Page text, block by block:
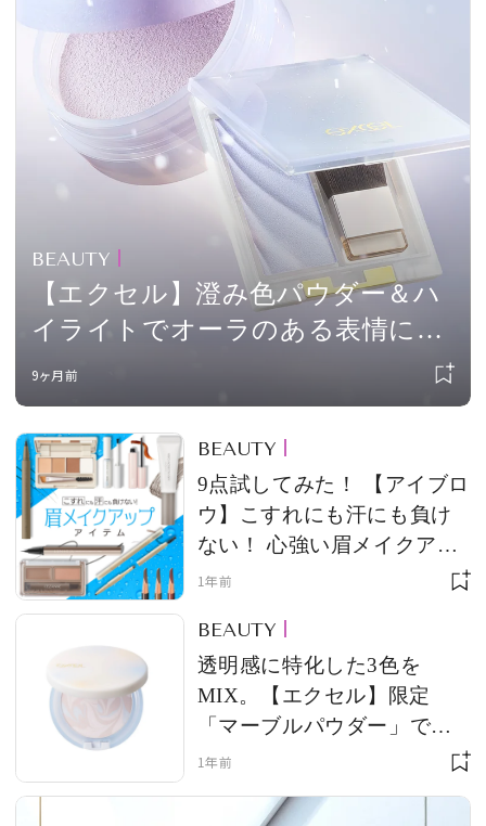
BEAUTY
【エクセル】澄み色パウダー＆ハ
イライトでオーラのある表情に。
冬の透明感をまとう限定コレクシ
ョン
9ヶ月前
BEAUTY
9点試してみた！ 【アイブロ
ウ】こすれにも汗にも負け
ない！ 心強い眉メイクアッ
プアイテム
1年前
BEAUTY
透明感に特化した3色を
MIX。【エクセル】限定
「マーブルパウダー」で、
脱・くすみ肌
1年前